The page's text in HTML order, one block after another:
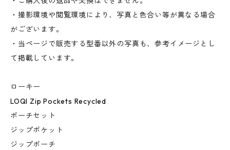
・撮影環境や閲覧環境により、写真と色合い等が異なる場合
がございます。
・当ページで販売する型番以外の写真も、参考イメージとし
て掲載しています。
ローキー
LOQI Zip Pockets Recycled
ポーチセット
ジップポケット
ジップポーチ